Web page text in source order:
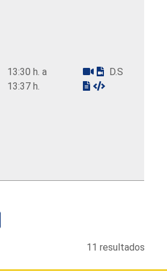
13:30 h. a
13:37 h.
D.S
11 resultados